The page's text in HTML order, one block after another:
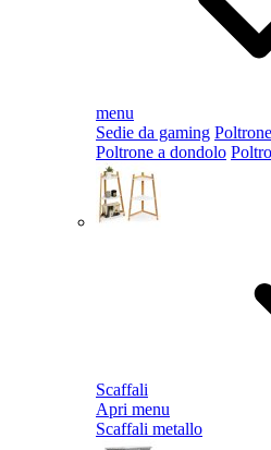
menu
Sedie da gaming
Poltrone a dondolo
Scaffali
Apri menu
Scaffali metallo